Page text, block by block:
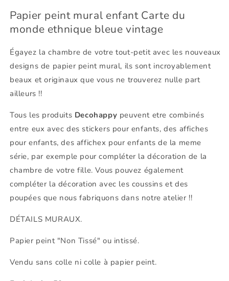
Papier peint mural enfant Carte du
monde ethnique bleue vintage
Égayez la chambre de votre tout-petit avec les nouveaux
designs de papier peint mural, ils sont incroyablement
beaux et originaux que vous ne trouverez nulle part
ailleurs !!
Tous les produits Decohappy peuvent etre combinés
entre eux avec des stickers pour enfants, des affiches
pour enfants, des affichex pour enfants de la meme
série, par exemple pour compléter la décoration de la
chambre de votre fille. Vous pouvez également
compléter la décoration avec les coussins et des
poupées que nous fabriquons dans notre atelier !!
DÉTAILS MURAUX.
Papier peint "Non Tissé" ou intissé.
Vendu sans colle ni colle à papier peint.